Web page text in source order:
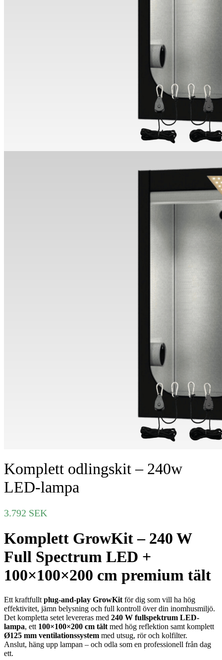
Komplett odlingskit – 240w
LED-lampa
3.792 SEK
Komplett GrowKit – 240 W
Full Spectrum LED +
100×100×200 cm premium tält
Ett kraftfullt plug-and-play GrowKit för dig som vill ha hög
effektivitet, jämn belysning och full kontroll över din inomhusmiljö.
Det kompletta setet levereras med 240 W fullspektrum LED-
lampa, ett 100×100×200 cm tält med hög reflektion samt komplett
Ø125 mm ventilationssystem med utsug, rör och kolfilter.
Anslut, häng upp lampan – och odla som en professionell från dag
ett.